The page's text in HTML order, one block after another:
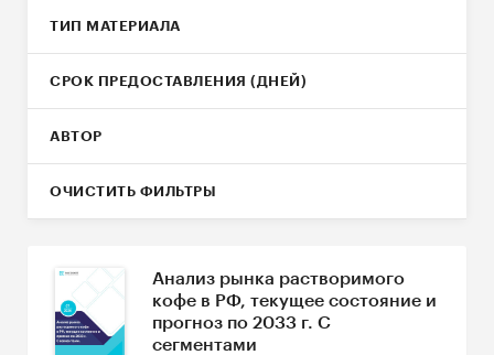
ТИП МАТЕРИАЛА
СРОК ПРЕДОСТАВЛЕНИЯ (ДНЕЙ)
АВТОР
ОЧИСТИТЬ ФИЛЬТРЫ
Анализ рынка растворимого
кофе в РФ, текущее состояние и
прогноз по 2033 г. С
сегментами